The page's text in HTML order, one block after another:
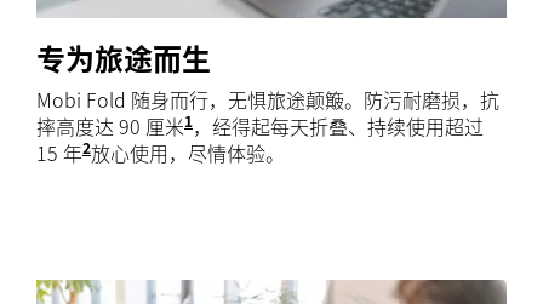
专为旅途而生
Mobi Fold 随身而行，无惧旅途颠簸。防污耐磨损，抗
摔高度达 90 厘米1使用开合状态下的设备在 90 厘米高度进
，经得起每天折叠、持续使用超过
15 年2基于平均每天折叠/展开 8 次估算。在受控条件下进
放心使用，尽情体验。